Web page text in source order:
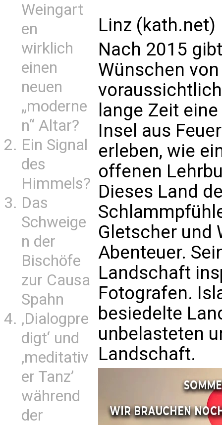
Weingart
en
wirklich
einen
neuen
„moderne
n“ Altar?
Ein Signal
des
Himmels?
Das
Schweige
n der
Bischöfe
zur Causa
Spahn
‚Dialogpre
digt‘ und
‚meditativ
er Tanz’
während
der
Linz (kath.net)
Nach 2015
Wünschen
lange Zeit
Insel aus
erleben, wie
offenen
Dieses Land
Gletscher und
Abenteuer.
Landschaft
Fotografen.
besiedelte
unbelasteten
Landschaft.